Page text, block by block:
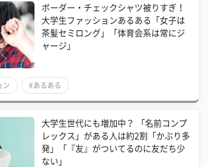
ボーダー・チェックシャツ被りすぎ！
大学生ファッションあるある「女子は
茶髪セミロング」「体育会系は常にジ
ャージ」
ン #あるある
大学生世代にも増加中？ 「名前コンプ
レックス」がある人は約2割「かぶり多
発」「『友』がついてるのに友だち少
ない」